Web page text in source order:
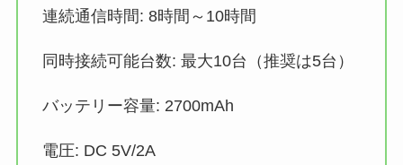
連続通信時間: 8時間～10時間
同時接続可能台数: 最大10台（推奨は5台）
バッテリー容量: 2700mAh
電圧: DC 5V/2A